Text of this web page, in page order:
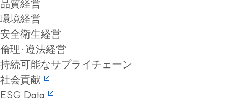
品質経営
環境経営
安全衛生経営
倫理·遵法経営
持続可能なサプライチェーン
社会貢献
ESG Data